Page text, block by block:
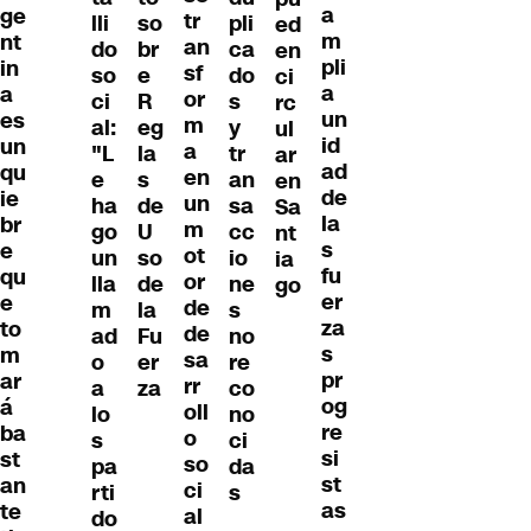
ge
nt
in
a
es
un
qu
ie
br
e
qu
e
to
m
ar
á
ba
st
an
te
lli
do
so
ci
al:
"L
e
ha
go
un
lla
m
ad
o
a
lo
s
pa
rti
do
so
br
e
R
eg
la
s
de
U
so
de
la
Fu
er
za
tr
an
sf
or
m
a
en
un
m
ot
or
de
de
sa
rr
oll
o
so
ci
al
pli
ca
do
s
y
tr
an
sa
cc
io
ne
s
no
re
co
no
ci
da
s
ed
en
ci
rc
ul
ar
en
Sa
nt
ia
go
a
m
pli
a
un
id
ad
de
la
s
fu
er
za
s
pr
og
re
si
st
as